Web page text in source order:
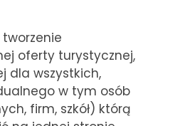
oferty turystycznej,
dla wszystkich,
w tym osób
firm, szkół) którą